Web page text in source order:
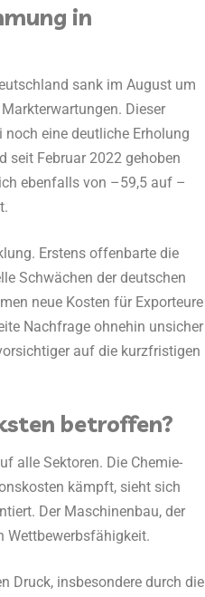
in
sank im August um
Dieser
eine deutliche Erholung
seit Februar 2022 gehoben
ebenfalls von –59,5 auf –
Erstens offenbarte die
Schwächen der deutschen
neue Kosten für Exporteure
Nachfrage ohnehin unsicher
auf die kurzfristigen
betroffen?
alle Sektoren. Die Chemie-
kämpft, sieht sich
Der Maschinenbau, der
Wettbewerbsfähigkeit.
Druck, insbesondere durch die